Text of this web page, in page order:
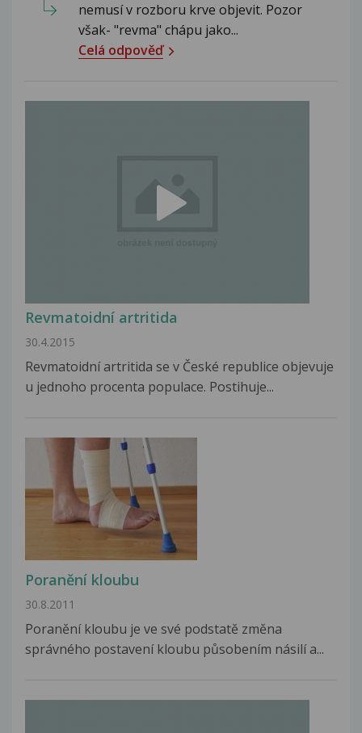
nemusí v rozboru krve objevit. Pozor
však- "revma" chápu jako...
Celá odpověď
Revmatoidní artritida
30.4.2015
Revmatoidní artritida se v České republice objevuje
u jednoho procenta populace. Postihuje...
Poranění kloubu
30.8.2011
Poranění kloubu je ve své podstatě změna
správného postavení kloubu působením násilí a...